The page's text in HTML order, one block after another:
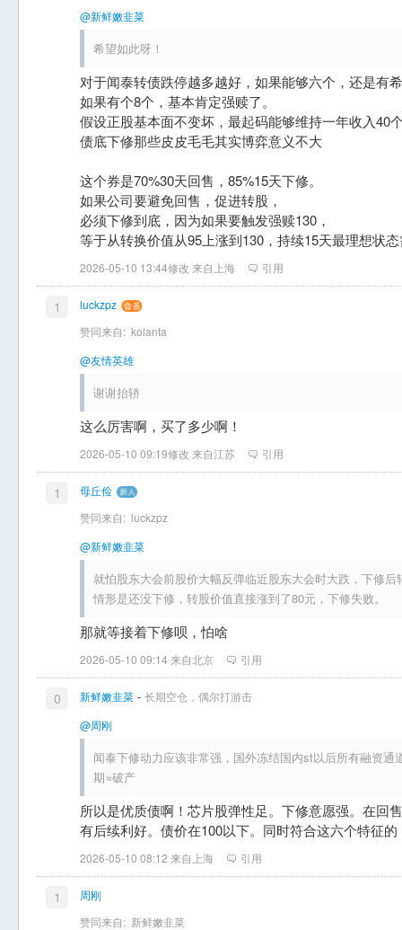
@新鲜嫩韭菜
希望如此呀！
对于闻泰转债跌停越多越好，如果能够六个，还是有
如果有个8个，基本肯定强赎了。
假设正股基本面不变坏，最起码能够维持一年收入40
债底下修那些皮皮毛毛其实博弈意义不大
这个券是70%30天回售，85%15天下修。
如果公司要避免回售，促进转股，
必须下修到底，因为如果要触发强赎130，
等于从转换价值从95上涨到130，持续15天最理想状
2026-05-10 13:44修改 来自上海 引用
1
luckzpz
赞同来自: kolanta
@友情英雄
谢谢抬轿
这么厉害啊，买了多少啊！
2026-05-10 09:19修改 来自江苏 引用
1
母丘俭
赞同来自: luckzpz
@新鲜嫩韭菜
就怕股东大会前股价大幅反弹临近股东大会时大跌，下修
情形是还没下修，转股价值直接涨到了80元，下修失败。
那就等接着下修呗，怕啥
2026-05-10 09:14 来自北京 引用
0 新鲜嫩韭菜 - 长期空仓，偶尔打游击
@周刚
闻泰下修动力应该非常强，国外冻结国内st以后所有融资通
期≈破产
所以是优质债啊！芯片股弹性足。下修意愿强。在回
有后续利好。债价在100以下。同时符合这六个特征
2026-05-10 08:12 来自上海 引用
1
周刚
赞同来自: 新鲜嫩韭菜